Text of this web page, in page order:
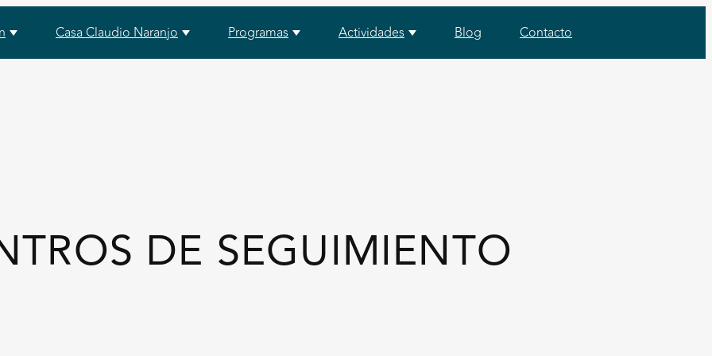
Casa Claudio Naranjo Programas Actividades Blog Contacto
DE SEGUIMIENTO